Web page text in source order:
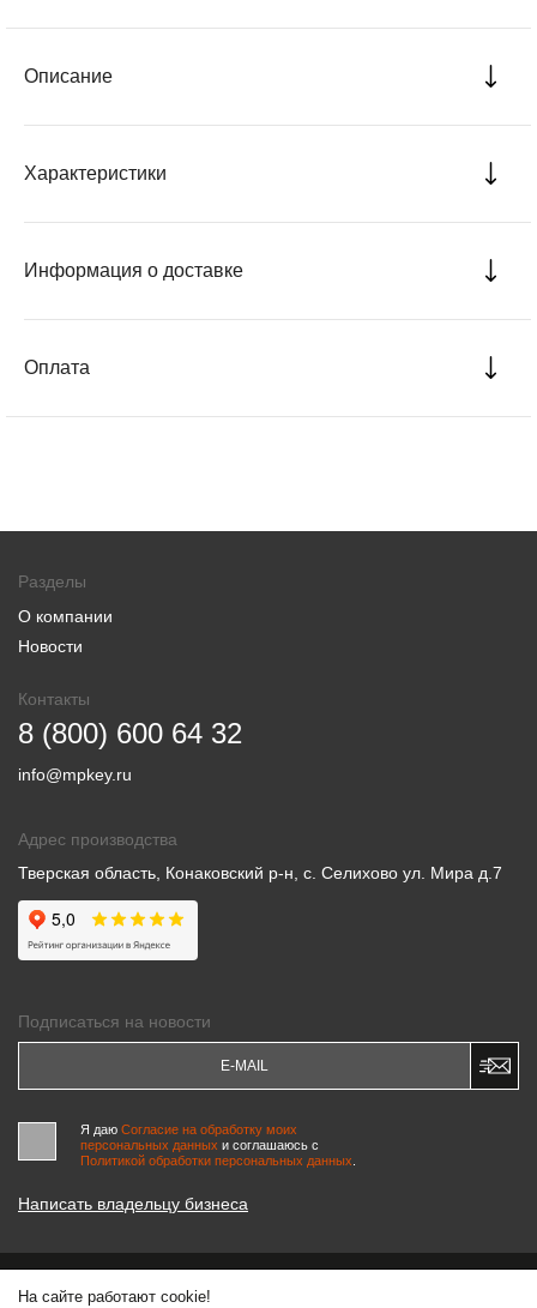
Описание
Характеристики
Информация о доставке
Оплата
Разделы
О компании
Новости
Контакты
8 (800) 600 64 32
info@mpkey.ru
Адрес производства
Тверская область, Конаковский р-н, с. Селихово ул. Мира д.7
Подписаться на новости
Я даю Согласие на обработку моих
персональных данных и соглашаюсь c
Политикой обработки персональных данных
Написать владельцу бизнеса
© 2000-2026 «МАСТЕРСКИЕ ПИНЧУКА»
На сайте работают cookie!